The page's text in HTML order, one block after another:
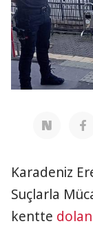
Karadeniz
Suçlarla
kentte